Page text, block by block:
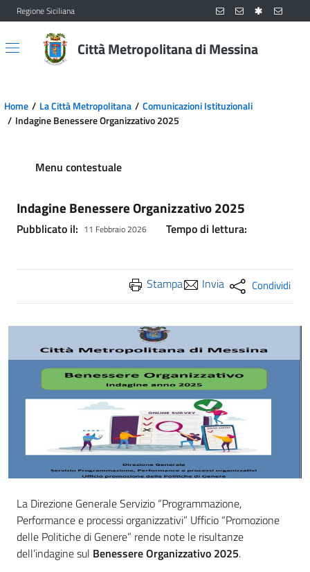
Vai al contenuto principale
Vai al menu principale
Regione Siciliana
Città Metropolitana di Messina
Home La Città Metropolitana
Comunicazioni Istituzionali
Indagine Benessere Organizzativo 2025
Menu contestuale
Indagine Benessere Organizzativo 2025
Pubblicato il: 11 Febbraio 2026 Tempo di lettura:
Stampa Invia Condividi
La Direzione Generale Servizio “Programmazione,
Performance e processi organizzativi” Ufficio “Promozione
delle Politiche di Genere” rende note le risultanze
dell’indagine sul Benessere Organizzativo 2025.